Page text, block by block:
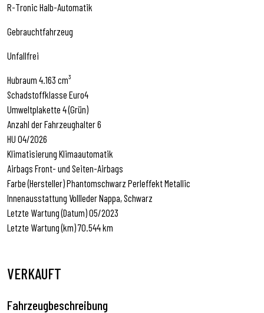
R-Tronic Halb-Automatik
Gebrauchtfahrzeug
Unfallfrei
Hubraum 4.163 cm³
Schadstoffklasse Euro4
Umweltplakette 4 (Grün)
Anzahl der Fahrzeughalter 6
HU 04/2026
Klimatisierung Klimaautomatik
Airbags Front- und Seiten-Airbags
Farbe (Hersteller) Phantomschwarz Perleffekt Metallic
Innenausstattung Vollleder Nappa, Schwarz
Letzte Wartung (Datum) 05/2023
Letzte Wartung (km) 70.544 km
VERKAUFT
Fahrzeugbeschreibung